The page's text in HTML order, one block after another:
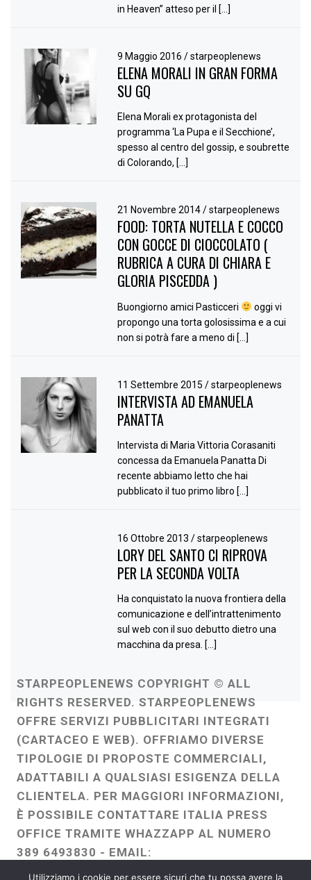
in Heaven” atteso per il […]
9 Maggio 2016/ starpeoplenews
ELENA MORALI IN GRAN FORMA
SU GQ
Elena Morali ex protagonista del
programma ‘La Pupa e il Secchione’,
spesso al centro del gossip, e soubrette
di Colorando, […]
21 Novembre 2014/ starpeoplenews
FOOD: TORTA NUTELLA E COCCO
CON GOCCE DI CIOCCOLATO (
RUBRICA A CURA DI CHIARA E
GLORIA PISCEDDA )
Buongiorno amici Pasticceri
oggi vi
propongo una torta golosissima e a cui
non si potrà fare a meno di […]
11 Settembre 2015/ starpeoplenews
INTERVISTA AD EMANUELA
PANATTA
Intervista di Maria Vittoria Corasaniti
concessa da Emanuela Panatta Di
recente abbiamo letto che hai
pubblicato il tuo primo libro […]
16 Ottobre 2013/ starpeoplenews
LORY DEL SANTO CI RIPROVA
PER LA SECONDA VOLTA
Ha conquistato la nuova frontiera della
comunicazione e dell’intrattenimento
sul web con il suo debutto dietro una
macchina da presa. […]
STARPEOPLENEWS COPYRIGHT © ALL
RIGHTS RESERVED. STARPEOPLENEWS
OFFRE SERVIZI PUBBLICITARI INTEGRATI
(CARTACEO E WEB). OFFRIAMO DIVERSE
TIPOLOGIE DI PROPOSTE COMMERCIALI,
ADATTABILI A QUALSIASI ESIGENZA DELLA
CLIENTELA. PER MAGGIORI INFORMAZIONI,
È POSSIBILE CONTATTARE ITALIA PRESS
OFFICE TRAMITE WHAZZAPP AL NUMERO
389 6493830 - EMAIL:
ITALIAPRESSOFFICE@GMAIL.COM
Utilizziamo i cookie per essere sicuri che tu possa avere la